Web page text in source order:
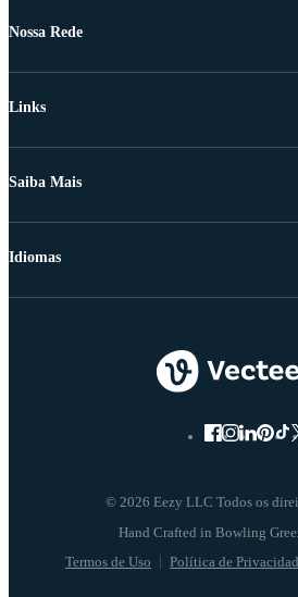
Nossa Rede
Links
Saiba Mais
© 2026 Eezy LLC Todos os
Termos de Uso Política de
Idiomas